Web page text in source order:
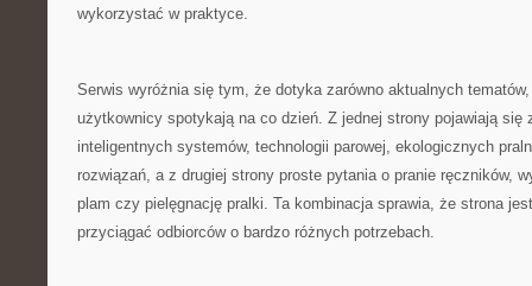
wykorzystać w praktyce.
Serwis wyróżnia się tym, że dotyka zarówno aktualnych
użytkownicy spotykają na co dzień. Z jednej strony pojawiają się
inteligentnych systemów, technologii parowej, ekologicznych
rozwiązań, a z drugiej strony proste pytania o pranie ręczników,
plam czy pielęgnację pralki. Ta kombinacja sprawia, że strona
przyciągać odbiorców o bardzo różnych potrzebach.